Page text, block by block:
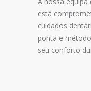
está
cuidados
ponta e
seu conforto